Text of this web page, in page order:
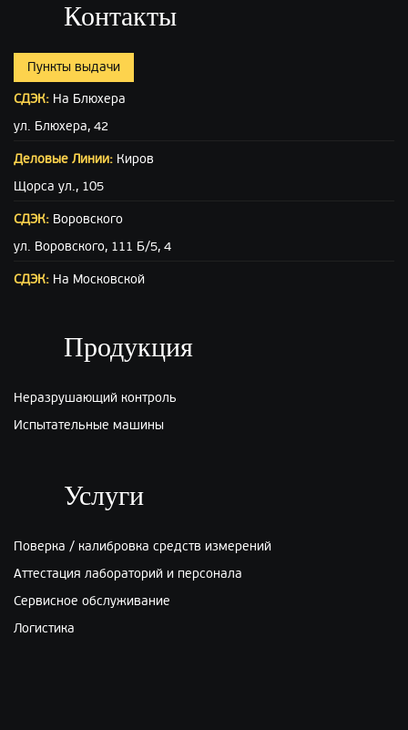
Контакты
Пункты выдачи
СДЭК: На Блюхера
ул. Блюхера, 42
Деловые Линии: Киров
Щорса ул., 105
СДЭК: Воровского
ул. Воровского, 111 Б/5, 4
СДЭК: На Московской
Киров
г.Киров, ул.Производственная 22
Продукция
Неразрушающий контроль
Испытательные машины
Услуги
Поверка / калибровка средств измерений
Аттестация лабораторий и персонала
Сервисное обслуживание
Логистика